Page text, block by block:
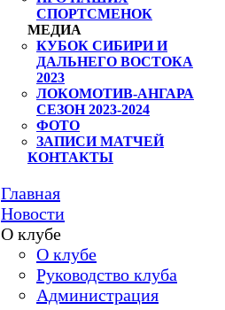
СПОРТСМЕНОК
МЕДИА
КУБОК СИБИРИ И
ДАЛЬНЕГО ВОСТОКА
2023
ЛОКОМОТИВ-АНГАРА
СЕЗОН 2023-2024
ФОТО
ЗАПИСИ МАТЧЕЙ
КОНТАКТЫ
Главная
Новости
О клубе
О клубе
Руководство клуба
Администрация